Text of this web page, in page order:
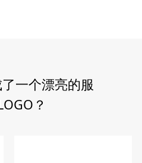
一个漂亮的服
？